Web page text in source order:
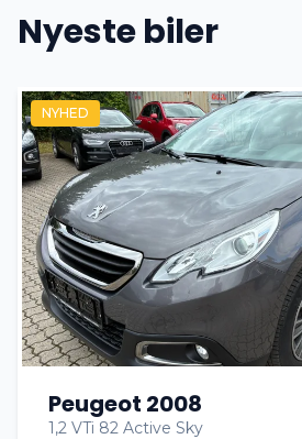
El-ruder
El-spejle
Fartpilot
Fjernbetjent centrallås
Fuld LED forlygter
Fuldautomatisk klimaanlæg
Nyeste biler
NYHED
Peugeot 2008
1,2 VTi 82 Active Sky